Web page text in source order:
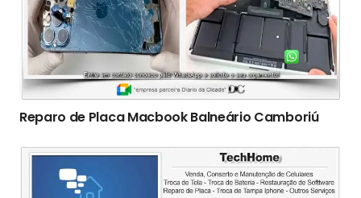
Reparo de Placa Macbook Balneário Camboriú